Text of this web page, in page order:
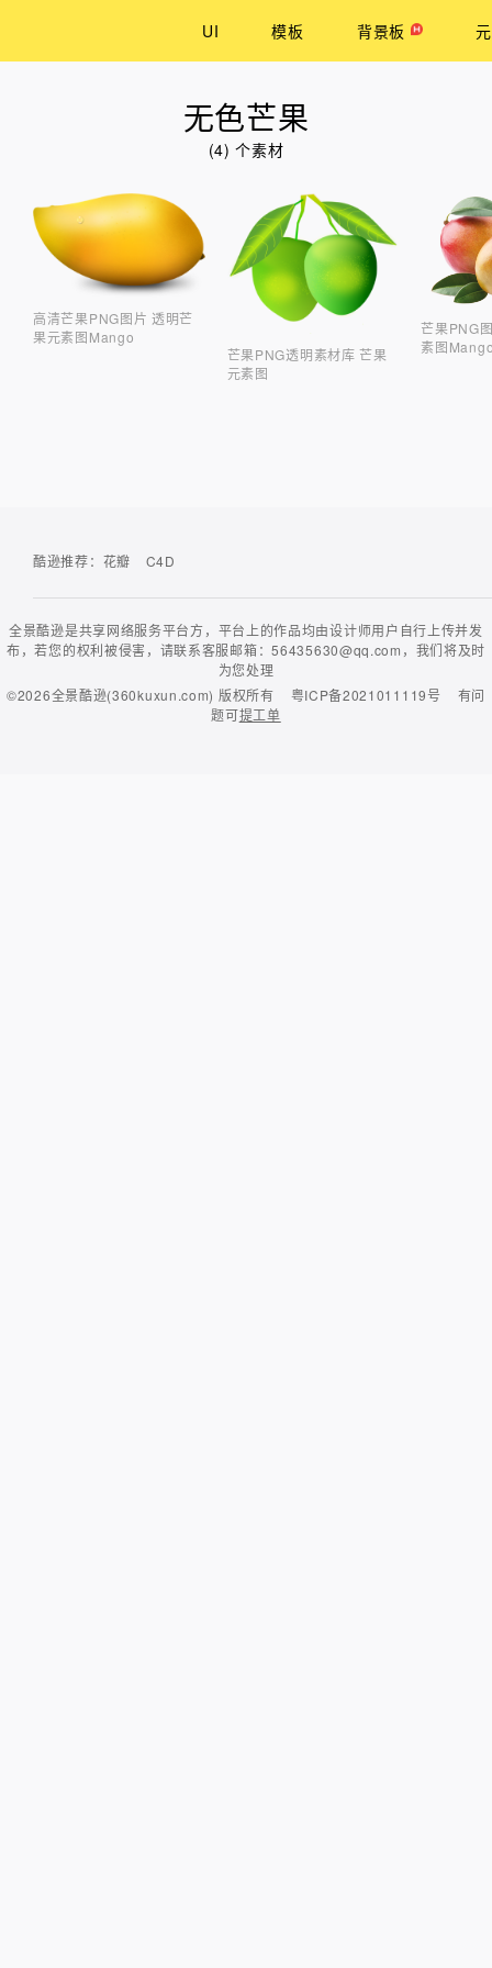
UI 模板 背景板
无色芒果
(4) 个素材
高清芒果PNG图片 透明芒
果元素图Mango
芒果PNG透明素材库 芒果
元素图
芒果PNG
素图
酷逊推荐： 花瓣 C4D
全景酷逊是共享网络服务平台方，平台上的作品均由设计师用户自行上传并发
布，若您的权利被侵害，请联系客服邮箱：56435630@qq.com，我们将及时
为您处理
©2026全景酷逊(360kuxun.com) 版权所有 粤ICP备2021011119号
有问
题可提工单